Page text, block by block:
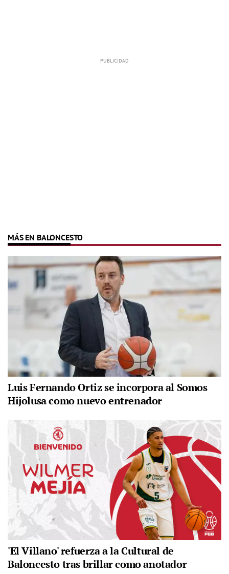
MÁS EN BALONCESTO
Luis Fernando Ortiz se incorpora al Somos
Hijolusa como nuevo entrenador
'El Villano' refuerza a la Cultural de
Baloncesto tras brillar como anotador